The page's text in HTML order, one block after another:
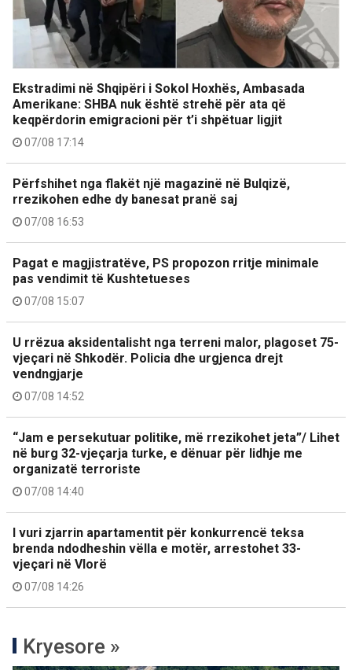
Ekstradimi në Shqipëri i Sokol Hoxhës, Ambasada
Amerikane: SHBA nuk është strehë për ata që
keqpërdorin emigracioni për t’i shpëtuar ligjit
07/08 17:14
Përfshihet nga flakët një magazinë në Bulqizë,
rrezikohen edhe dy banesat pranë saj
07/08 16:53
Pagat e magjistratëve, PS propozon rritje minimale
pas vendimit të Kushtetueses
07/08 15:07
U rrëzua aksidentalisht nga terreni malor, plagoset 75-
vjeçari në Shkodër. Policia dhe urgjenca drejt
vendngjarje
07/08 14:52
“Jam e persekutuar politike, më rrezikohet jeta”/ Lihet
në burg 32-vjeçarja turke, e dënuar për lidhje me
organizatë terroriste
07/08 14:40
I vuri zjarrin apartamentit për konkurrencë teksa
brenda ndodheshin vëlla e motër, arrestohet 33-
vjeçari në Vlorë
07/08 14:26
Kryesore »